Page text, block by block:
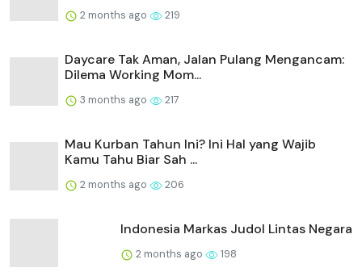
2 months ago 219
Daycare Tak Aman, Jalan Pulang Mengancam:
Dilema Working Mom...
3 months ago 217
Mau Kurban Tahun Ini? Ini Hal yang Wajib
Kamu Tahu Biar Sah ...
2 months ago 206
Indonesia Markas Judol Lintas Negara
2 months ago 198